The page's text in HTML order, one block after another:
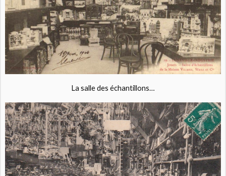
La salle des échantillons…